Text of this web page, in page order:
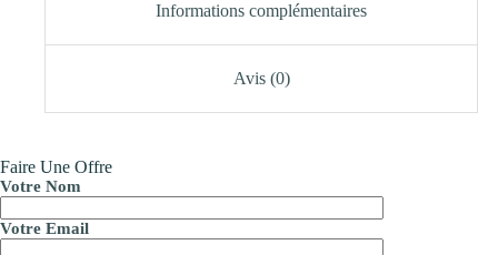
Informations complémentaires
Avis (0)
Faire Une Offre
Votre Nom
Votre Email